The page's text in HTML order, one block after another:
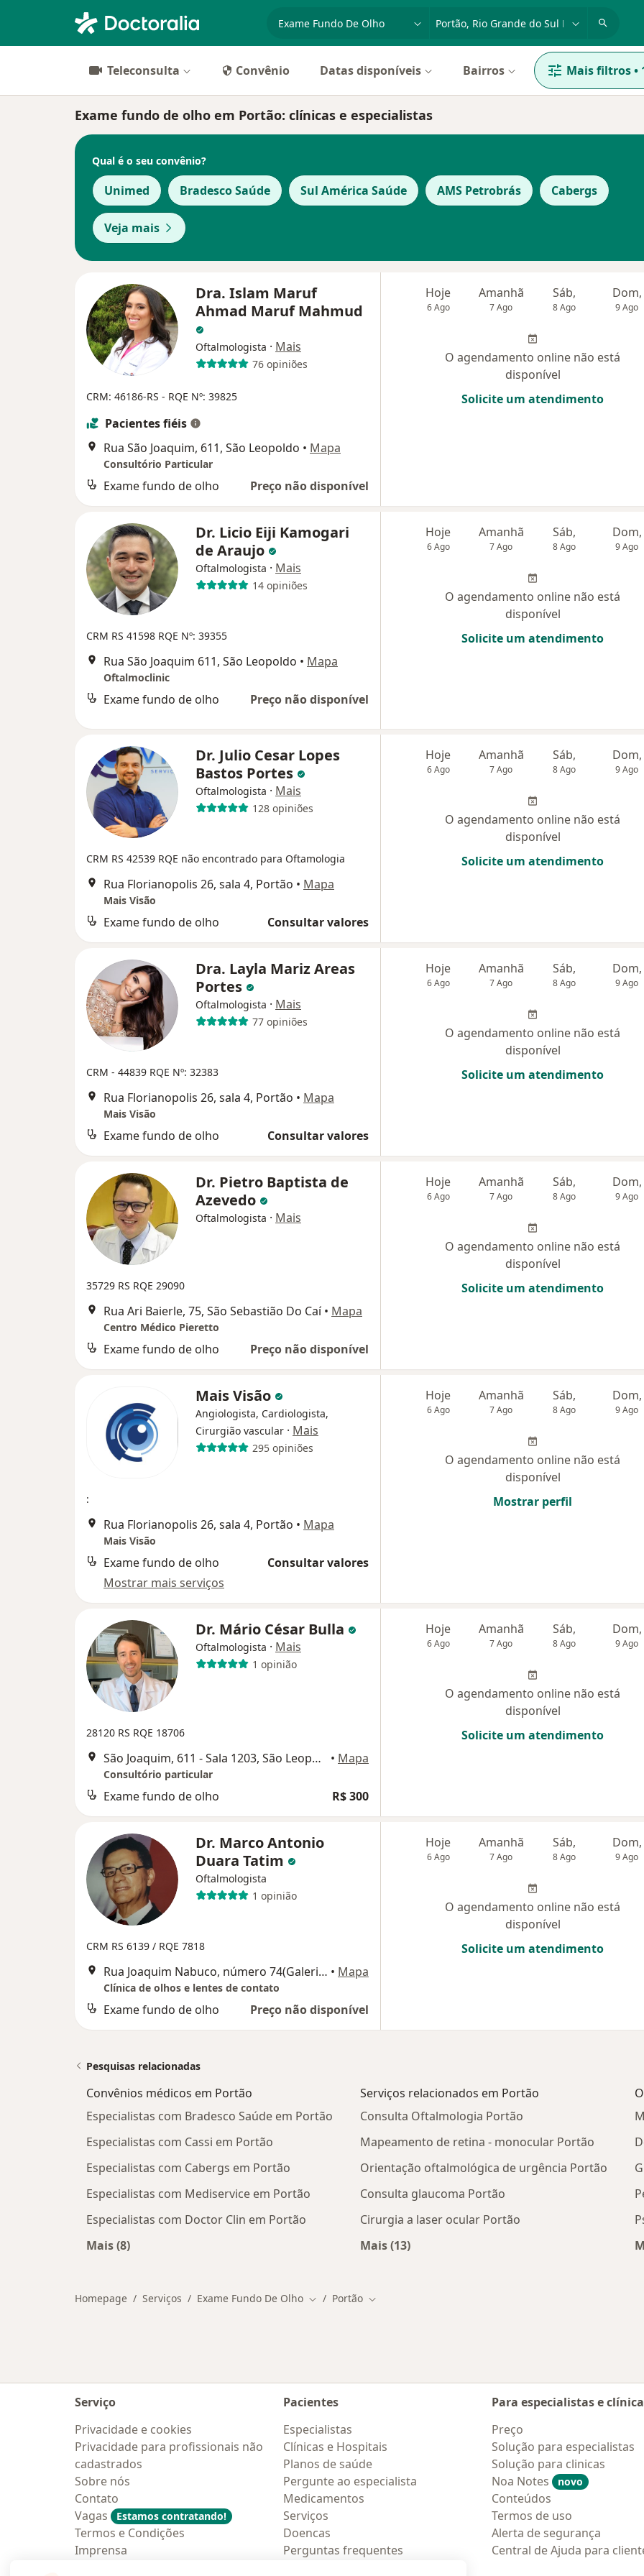
Teleconsulta Convênio Datas disponíveis Bairros Mais filtros•
Exame fundo de olho em Portão: clínicas e especialistas
Qual é o seu convênio?
Unimed Bradesco Saúde Sul América Saúde AMS Petrobrás Cabergs
Veja mais
Dra. Islam Maruf
Ahmad Maruf Mahmud
Oftalmologista · Mais
76 opiniões
CRM: 46186-RS - RQE Nº: 39825
Pacientes fiéis
Rua São Joaquim, 611, São Leopoldo • Mapa
Consultório Particular
Exame fundo de olho Preço não disponível
Hoje
6 Ago
Amanhã
7 Ago
Sáb,
8 Ago
Dom,
9 Ago
O agendamento online não está
disponível
Solicite um atendimento
Dr. Licio Eiji Kamogari
de Araujo
Oftalmologista · Mais
14 opiniões
CRM RS 41598 RQE Nº: 39355
Rua São Joaquim 611, São Leopoldo • Mapa
Oftalmoclinic
Exame fundo de olho Preço não disponível
Hoje
6 Ago
Amanhã
7 Ago
Sáb,
8 Ago
Dom,
9 Ago
O agendamento online não está
disponível
Solicite um atendimento
Dr. Julio Cesar Lopes
Bastos Portes
Oftalmologista · Mais
128 opiniões
CRM RS 42539 RQE não encontrado para Oftamologia
Rua Florianopolis 26, sala 4, Portão • Mapa
Mais Visão
Exame fundo de olho Consultar valores
Hoje
6 Ago
Amanhã
7 Ago
Sáb,
8 Ago
Dom,
9 Ago
O agendamento online não está
disponível
Solicite um atendimento
Dra. Layla Mariz Areas
Portes
Oftalmologista · Mais
77 opiniões
CRM - 44839 RQE Nº: 32383
Rua Florianopolis 26, sala 4, Portão • Mapa
Mais Visão
Exame fundo de olho Consultar valores
Hoje
6 Ago
Amanhã
7 Ago
Sáb,
8 Ago
Dom,
9 Ago
O agendamento online não está
disponível
Solicite um atendimento
Dr. Pietro Baptista de
Azevedo
Oftalmologista · Mais
35729 RS RQE 29090
Rua Ari Baierle, 75, São Sebastião Do Caí • Mapa
Centro Médico Pieretto
Exame fundo de olho Preço não disponível
Hoje
6 Ago
Amanhã
7 Ago
Sáb,
8 Ago
Dom,
9 Ago
O agendamento online não está
disponível
Solicite um atendimento
Mais Visão
Angiologista, Cardiologista,
Cirurgião vascular · Mais
295 opiniões
:
Rua Florianopolis 26, sala 4, Portão • Mapa
Mais Visão
Exame fundo de olho
Consultar valores
Mostrar mais serviços
Hoje
6 Ago
Amanhã
7 Ago
Sáb,
8 Ago
Dom,
9 Ago
O agendamento online não está
disponível
Mostrar perfil
Dr. Mário César Bulla
Oftalmologista · Mais
1 opinião
28120 RS RQE 18706
São Joaquim, 611 - Sala 1203, São Leopoldo • Mapa
Consultório particular
Exame fundo de olho R$ 300
Hoje
6 Ago
Amanhã
7 Ago
Sáb,
8 Ago
Dom,
9 Ago
O agendamento online não está
disponível
Solicite um atendimento
Dr. Marco Antonio
Duara Tatim
Oftalmologista
1 opinião
CRM RS 6139 / RQE 7818
Rua Joaquim Nabuco, número 74(Galeria Ferreira Neto), sala 203, Novo Hamburgo • Mapa
Clínica de olhos e lentes de contato
Exame fundo de olho Preço não disponível
Hoje
6 Ago
Amanhã
7 Ago
Sáb,
8 Ago
Dom,
9 Ago
O agendamento online não está
disponível
Solicite um atendimento
Pesquisas relacionadas
Convênios médicos em Portão
Especialistas com Bradesco Saúde em Portão
Especialistas com Cassi em Portão
Especialistas com Cabergs em Portão
Especialistas com Mediservice em Portão
Especialistas com Doctor Clin em Portão
Mais (8)
Serviços relacionados em Portão
Consulta Oftalmologia Portão
Mapeamento de retina - monocular Portão
Orientação oftalmológica de urgência Portão
Consulta glaucoma Portão
Cirurgia a laser ocular Portão
Mais (13)
Homepage Serviços Exame Fundo De Olho Mudar de cidade
Portão Mudar de cidade
Serviço
Privacidade e cookies
Privacidade para profissionais não
cadastrados
Sobre nós
Contato
Vagas
Estamos contratando!
Termos e Condições
Imprensa
Pacientes
Especialistas
Clínicas e Hospitais
Planos de saúde
Pergunte ao especialista
Medicamentos
Serviços
Doencas
Perguntas frequentes
Para especialistas e
Preço
Solução para especialistas
Solução para clinicas
Noa Notes
novo
Conteúdos
Termos de uso
Alerta de segurança
Central de Ajuda para